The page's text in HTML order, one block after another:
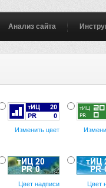
Анализ сайта
Изменить цвет
Цвет надписи Цвет